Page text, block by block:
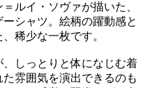
ルイ・ソヴァが描いた、
シャツ。絵柄の躍動感と
稀少な一枚です。
しっとりと体になじむ着
雰囲気を演出できるのも